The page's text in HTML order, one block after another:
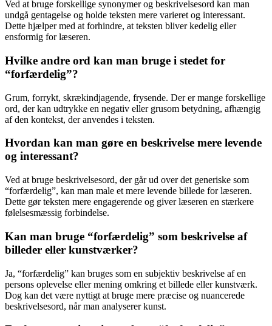
Ved at bruge forskellige synonymer og beskrivelsesord kan man
undgå gentagelse og holde teksten mere varieret og interessant.
Dette hjælper med at forhindre, at teksten bliver kedelig eller
ensformig for læseren.
Hvilke andre ord kan man bruge i stedet for
“forfærdelig”?
Grum, forrykt, skrækindjagende, frysende. Der er mange forskellige
ord, der kan udtrykke en negativ eller grusom betydning, afhængig
af den kontekst, der anvendes i teksten.
Hvordan kan man gøre en beskrivelse mere levende
og interessant?
Ved at bruge beskrivelsesord, der går ud over det generiske som
“forfærdelig”, kan man male et mere levende billede for læseren.
Dette gør teksten mere engagerende og giver læseren en stærkere
følelsesmæssig forbindelse.
Kan man bruge “forfærdelig” som beskrivelse af
billeder eller kunstværker?
Ja, “forfærdelig” kan bruges som en subjektiv beskrivelse af en
persons oplevelse eller mening omkring et billede eller kunstværk.
Dog kan det være nyttigt at bruge mere præcise og nuancerede
beskrivelsesord, når man analyserer kunst.